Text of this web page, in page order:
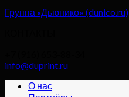
Группа «Дьюнико» (dunico.ru)
info@duprint.ru
О нас